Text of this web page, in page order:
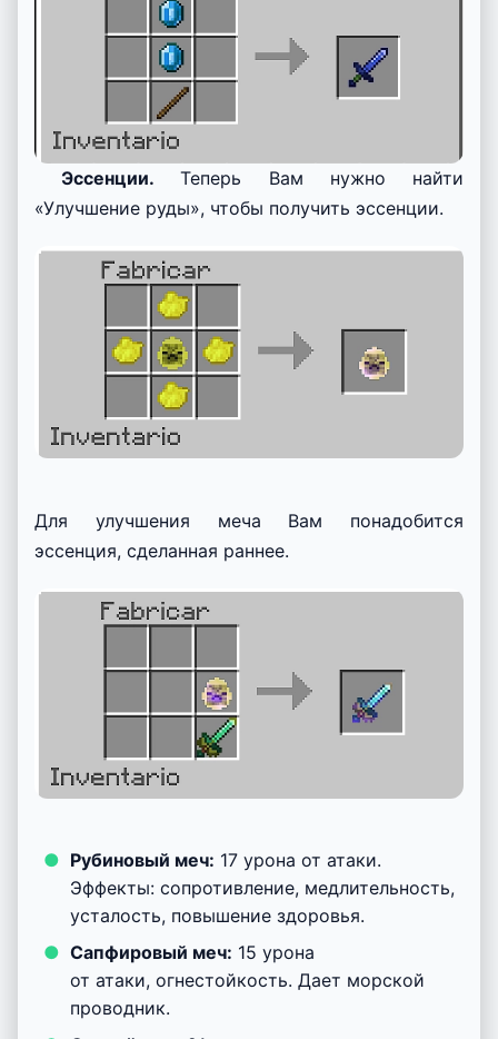
Эссенции.Теперь Вам нужно найти
«Улучшение руды», чтобы получить эссенции.
Для улучшения меча Вам понадобится
эссенция, сделанная раннее.
Рубиновый меч: 17 урона от атаки.
Эффекты: сопротивление, медлительность,
усталость, повышение здоровья.
Сапфировый меч: 15 урона
от атаки, огнестойкость. Дает морской
проводник.